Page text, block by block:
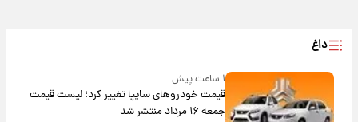
داغ
۱ ساعت پیش
قیمت خودروهای سایپا تغییر کرد؛ لیست قیمت
جمعه ۱۶ مرداد منتشر شد